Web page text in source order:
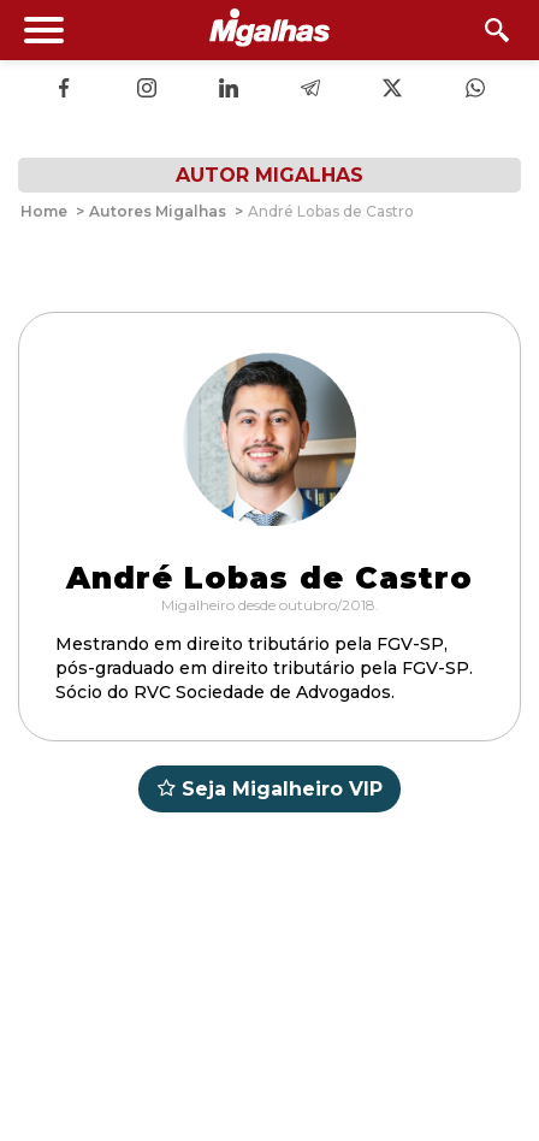
AUTOR MIGALHAS
Home > Autores Migalhas > André Lobas de Castro
André Lobas de Castro
Migalheiro desde outubro/2018.
Mestrando em direito tributário pela FGV-SP,
pós-graduado em direito tributário pela FGV-SP.
Sócio do RVC Sociedade de Advogados.
Seja Migalheiro VIP